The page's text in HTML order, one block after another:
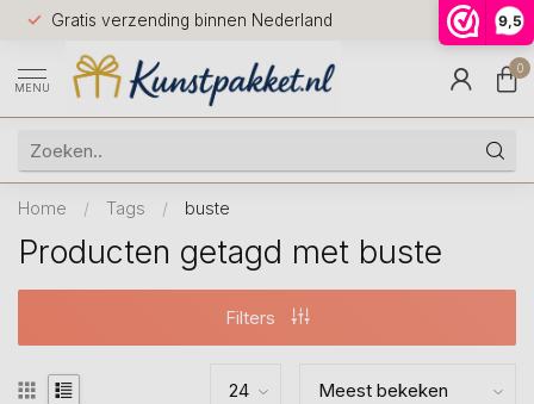
9,5
Gratis verzending binnen Nederland
Voor
huis
9.5
MENU
0
Home / Tags / buste
Producten getagd met buste
Filters